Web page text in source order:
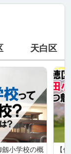
天白区
劔小学校の概
【